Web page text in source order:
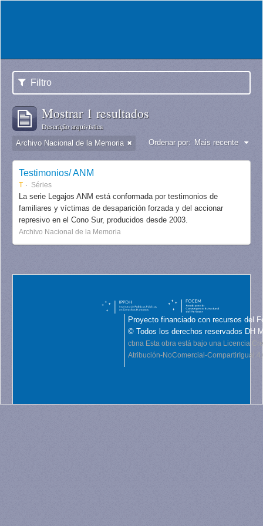
Filtro
Mostrar 1 resultados
Descrição arquivística
Archivo Nacional de la Memoria Ordenar por: Mais recente
Testimonios/ ANM
T Séries
La serie Legajos ANM está conformada por testimonios de
familiares y víctimas de desaparición forzada y del accionar
represivo en el Cono Sur, producidos desde 2003.
Archivo Nacional de la Memoria
Proyecto financiado con recursos del
© Todos los derechos reservados DH
cbna Esta obra está bajo una Licencia
Atribución-NoComercial-CompartirIgual